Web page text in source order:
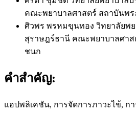
คณะพยาบาลศาสตร์ สถาบันพ
ศิวพร พรหมขุนทอง วิทยาลัยพ
สุราษฎร์ธานี คณะพยาบาลศา
ชนก
คำสำคัญ:
แอปพลิเคชัน, การจัดการภาวะไข้, ก